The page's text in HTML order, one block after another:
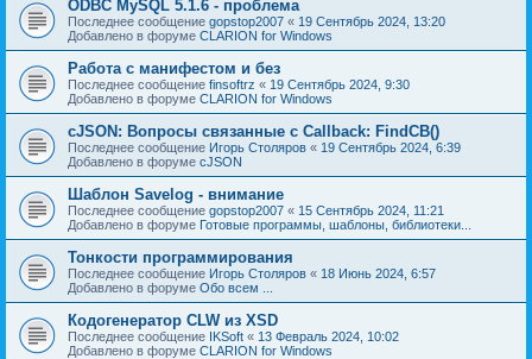
ODBC MySQL 5.1.6 - проблема
Последнее сообщение gopstop2007 « 19 Сентябрь 2024, 13:20
Добавлено в форуме CLARION for Windows
Работа с манифестом и без
Последнее сообщение finsoftrz « 19 Сентябрь 2024, 9:30
Добавлено в форуме CLARION for Windows
cJSON: Вопросы связанные с Callback: FindCB()
Последнее сообщение Игорь Столяров « 19 Сентябрь 2024, 6:39
Добавлено в форуме cJSON
Шаблон Savelog - внимание
Последнее сообщение gopstop2007 « 15 Сентябрь 2024, 11:21
Добавлено в форуме Готовые программы, шаблоны, библиотеки...
Тонкости программирования
Последнее сообщение Игорь Столяров « 18 Июнь 2024, 6:57
Добавлено в форуме Обо всем ...
Кодогенератор CLW из XSD
Последнее сообщение IKSoft « 13 Февраль 2024, 10:02
Добавлено в форуме CLARION for Windows